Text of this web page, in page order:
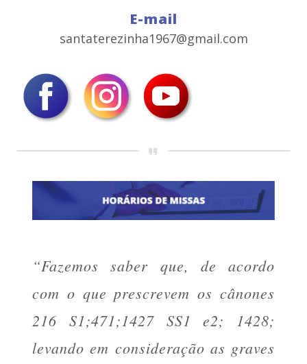
E-mail
santaterezinha1967@gmail.com
“Fazemos saber que, de acordo
com o que prescrevem os cânones
216 S1;471;1427 SS1 e2; 1428;
levando em consideração as graves